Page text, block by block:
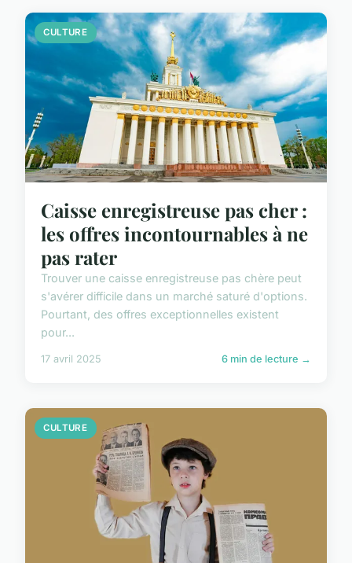
CULTURE
Caisse enregistreuse pas cher :
les offres incontournables à ne
pas rater
Trouver une caisse enregistreuse pas chère peut
s'avérer difficile dans un marché saturé d'options.
Pourtant, des offres exceptionnelles existent
pour...
17 avril 2025 6 min de lecture →
CULTURE